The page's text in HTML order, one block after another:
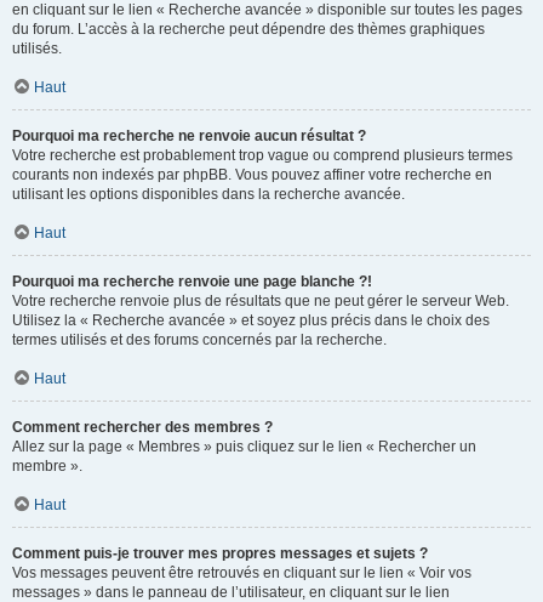
en cliquant sur le lien « Recherche avancée » disponible sur toutes les pages
du forum. L’accès à la recherche peut dépendre des thèmes graphiques
utilisés.
Haut
Pourquoi ma recherche ne renvoie aucun résultat ?
Votre recherche est probablement trop vague ou comprend plusieurs termes
courants non indexés par phpBB. Vous pouvez affiner votre recherche en
utilisant les options disponibles dans la recherche avancée.
Haut
Pourquoi ma recherche renvoie une page blanche ?!
Votre recherche renvoie plus de résultats que ne peut gérer le serveur Web.
Utilisez la « Recherche avancée » et soyez plus précis dans le choix des
termes utilisés et des forums concernés par la recherche.
Haut
Comment rechercher des membres ?
Allez sur la page « Membres » puis cliquez sur le lien « Rechercher un
membre ».
Haut
Comment puis-je trouver mes propres messages et sujets ?
Vos messages peuvent être retrouvés en cliquant sur le lien « Voir vos
messages » dans le panneau de l’utilisateur, en cliquant sur le lien